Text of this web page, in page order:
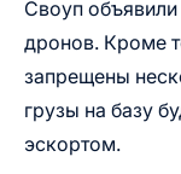
Своуп
дронов. Кроме
запрещены
грузы на базу
эскортом.